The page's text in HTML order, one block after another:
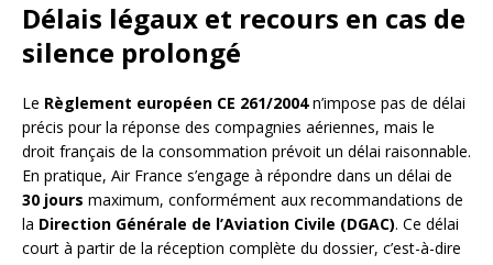
Délais légaux et recours en cas de
silence prolongé
Le Règlement européen CE 261/2004n’impose pas de délai
précis pour la réponse des compagnies aériennes, mais le
droit français de la consommation prévoit un délai raisonnable.
En pratique, Air France s’engage à répondre dans un délai de
30 jours maximum, conformément aux recommandations de
la Direction Générale de l’Aviation Civile (DGAC). Ce délai
court à partir de la réception complète du dossier, c’est-à-dire